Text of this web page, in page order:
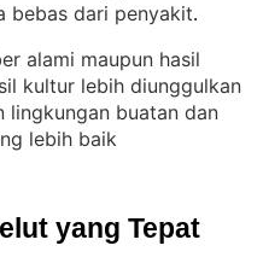
bebas dari penyakit.
alami maupun hasil
kultur lebih diunggulkan
lingkungan buatan dan
lebih baik
yang Tepat